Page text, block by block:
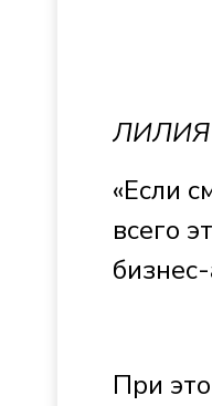
ЛИЛИЯ
«Если
всего
При